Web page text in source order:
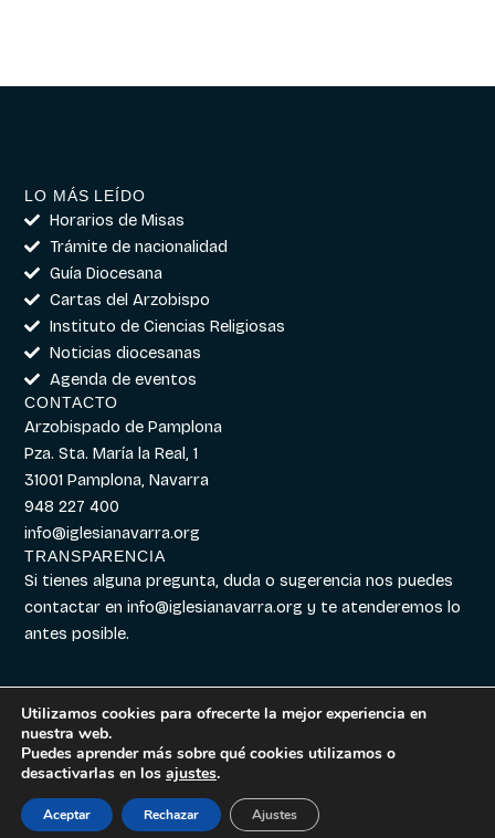
LO MÁS LEÍDO
Horarios de Misas
Trámite de nacionalidad
Guía Diocesana
Cartas del Arzobispo
Instituto de Ciencias Religiosas
Noticias diocesanas
Agenda de eventos
CONTACTO
Arzobispado de Pamplona
Pza. Sta. María la Real, 1
31001 Pamplona, Navarra
948 227 400
info@iglesianavarra.org
TRANSPARENCIA
Si tienes alguna pregunta, duda o sugerencia nos puedes
contactar eninfo@iglesianavarra.org y te atenderemos lo
antes posible.
Aviso legal|
Cookies|Política de
Utilizamos cookies para ofrecerte la mejor experiencia en
nuestra web.
Puedes aprender más sobre qué cookies utilizamos o
desactivarlas en los ajustes.
Aceptar Rechazar Ajustes